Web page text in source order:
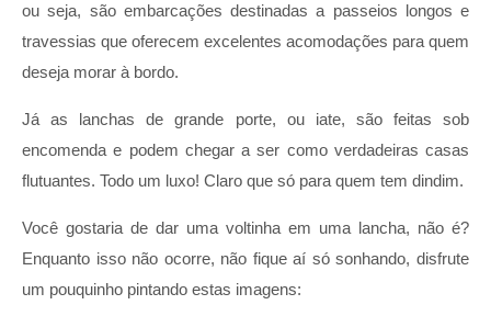
ou seja, são embarcações destinadas a passeios longos e
travessias que oferecem excelentes acomodações para quem
deseja morar à bordo.
Já as lanchas de grande porte, ou iate, são feitas sob
encomenda e podem chegar a ser como verdadeiras casas
flutuantes. Todo um luxo! Claro que só para quem tem dindim.
Você gostaria de dar uma voltinha em uma lancha, não é?
Enquanto isso não ocorre, não fique aí só sonhando, disfrute
um pouquinho pintando estas imagens: